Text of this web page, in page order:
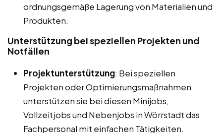
ordnungsgemäße Lagerung von Materialien und
Produkten.
Unterstützung bei speziellen Projekten und
Notfällen
Projektunterstützung: Bei speziellen
Projekten oder Optimierungsmaßnahmen
unterstützen sie bei diesen Minijobs,
Vollzeitjobs und Nebenjobs in Wörrstadt das
Fachpersonal mit einfachen Tätigkeiten.